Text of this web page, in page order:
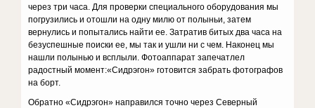
через три часа. Для проверки специального оборудования мы
погрузились и отошли на одну милю от полыньи, затем
вернулись и попытались найти ее. Затратив битых два часа на
безуспешные поиски ее, мы так и ушли ни с чем. Наконец мы
нашли полынью и всплыли. Фотоаппарат запечатлел
радостный момент:«Сидрэгон» готовится забрать фотографов
на борт.
Обратно «Сидрэгон» направился точно через Се­верный